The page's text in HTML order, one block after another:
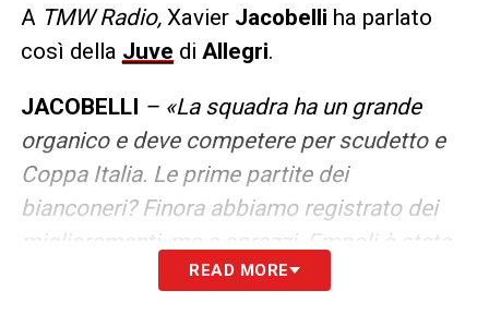
ATMW Radio,Xavier Jacobelli ha parlato
così della Juve di Allegri.
JACOBELLI – «La squadra ha un grande
organico e deve competere per scudetto e
Coppa Italia. Le prime partite dei
bianconeri? Finora abbiamo registrato dei
miglioramenti, ma a sprazzi. Empoli è stata
una vittoria ottenuta con merito».
READ MORE